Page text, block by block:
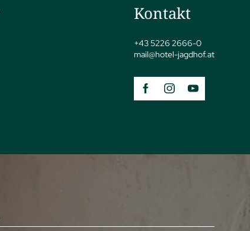
Kontakt
+43 5226 2666-0
mail@hotel-jagdhof.at